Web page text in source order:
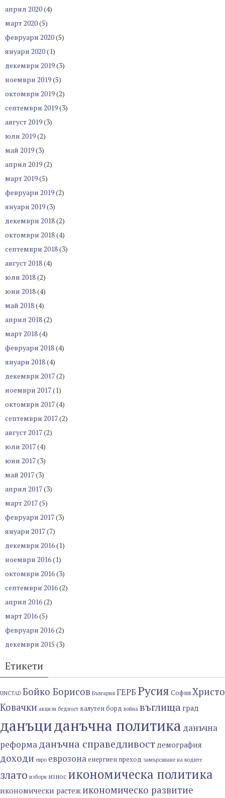
април 2020(4)
март 2020(5)
февруари 2020(5)
януари 2020(1)
декември 2019(3)
ноември 2019(5)
октомври 2019(2)
септември 2019(3)
август 2019(3)
юли 2019(2)
май 2019(3)
април 2019(2)
март 2019(5)
февруари 2019(2)
януари 2019(3)
декември 2018(2)
октомври 2018(4)
септември 2018(3)
август 2018(4)
юли 2018(2)
юни 2018(4)
май 2018(4)
април 2018(2)
март 2018(4)
февруари 2018(4)
януари 2018(4)
декември 2017(2)
ноември 2017(1)
октомври 2017(4)
септември 2017(2)
август 2017(2)
юли 2017(4)
юни 2017(3)
май 2017(3)
април 2017(3)
март 2017(5)
февруари 2017(3)
януари 2017(7)
декември 2016(1)
ноември 2016(1)
октомври 2016(3)
септември 2016(2)
април 2016(2)
март 2016(5)
февруари 2016(2)
декември 2015 (3)
Етикети
UNCTAD Бойко Борисов България ГЕРБ Русия СофияХристо
Ковачки акцизи бедност валутен борд война въглищаград
данъциданъчна политика данъчна
реформаданъчна справедливост демография
доходи евро еврозонаенергиен преход замърсяване на водите
злато избори износ икономическа политика
икономически растежикономическо развитие